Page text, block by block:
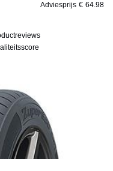
Adviesprijs € 64.98